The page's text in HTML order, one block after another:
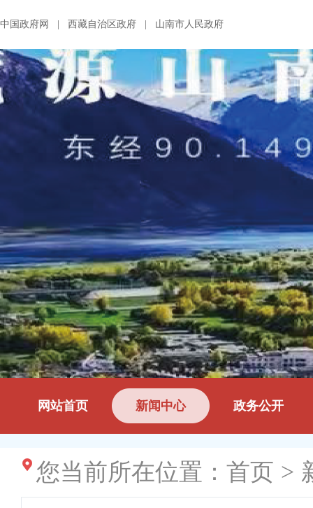
中国政府网 西藏自治区政府 山南市人民政府
网站首页 新闻中心 政务公开
您当前所在位置： 首页 >